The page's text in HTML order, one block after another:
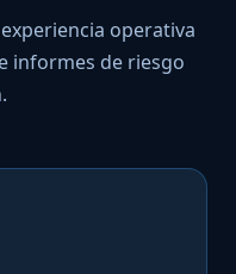
operativa
informes de riesgo